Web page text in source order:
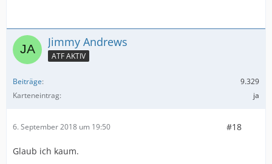
Jimmy Andrews
ATF AKTIV
Beiträge
9.329
Karteneintrag
ja
6. September 2018 um 19:50 #18
Glaub ich kaum.